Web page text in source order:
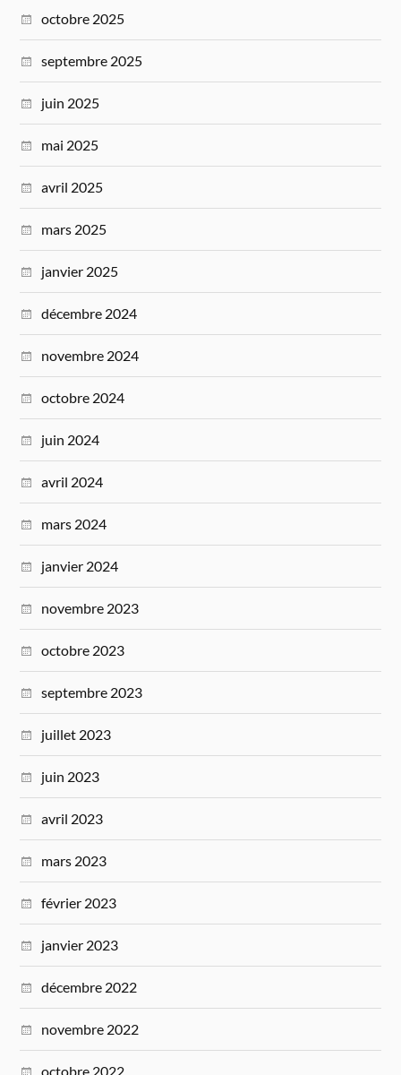
octobre 2025
septembre 2025
juin 2025
mai 2025
avril 2025
mars 2025
janvier 2025
décembre 2024
novembre 2024
octobre 2024
juin 2024
avril 2024
mars 2024
janvier 2024
novembre 2023
octobre 2023
septembre 2023
juillet 2023
juin 2023
avril 2023
mars 2023
février 2023
janvier 2023
décembre 2022
novembre 2022
octobre 2022